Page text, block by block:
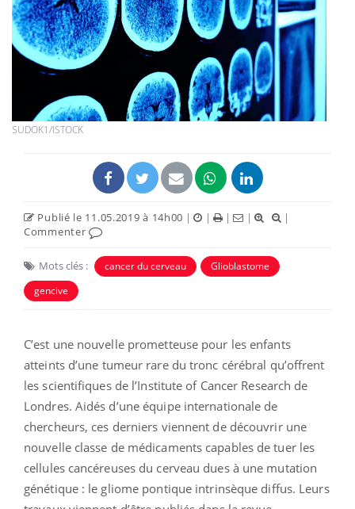
SUDOK1/ISTOCK
Publié le 11.05.2019 à 14h00 | | | |
|
Commenter
Mots clés : cancer du cerveau
Glioblastome
gencive
C’est une nouvelle prometteuse pour les enfants
atteints d’une tumeur rare du tronc cérébral qu’offrent
les scientifiques de l’Institute of Cancer Research de
Londres. Aidés d’une équipe internationale de
chercheurs, ces derniers viennent de découvrir une
nouvelle classe de médicaments capables de tuer les
cellules cancéreuses du cerveau dues à une mutation
génétique : le gliome pontique intrinsèque diffus. Leurs